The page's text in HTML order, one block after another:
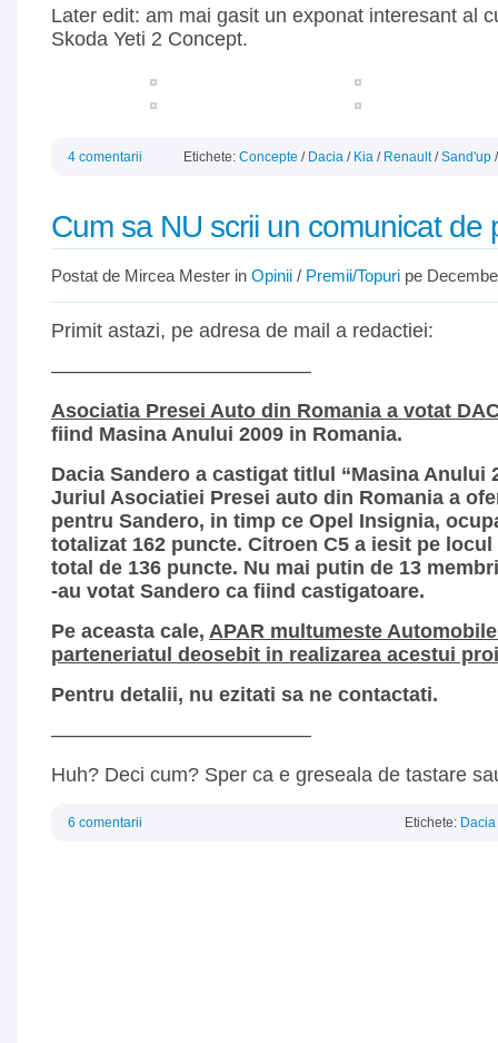
Later edit: am mai gasit un exponat interesant al
Skoda Yeti 2 Concept.
4 comentarii Etichete: Concepte / Dacia / Kia / Renault/Sand'up
Cum sa NU scrii un comunicat de
Postat de Mircea Mester in Opinii / Premii/Topuri pe
Primit astazi, pe adresa de mail a redactiei:
—————————————
Asociatia Presei Auto din Romania a votat
fiind Masina Anului 2009 in Romania.
Dacia Sandero a castigat titlul “Masina Anului
Juriul Asociatiei Presei auto din Romania a
pentru Sandero, in timp ce Opel Insignia,
totalizat 162 puncte. Citroen C5 a iesit pe
total de 136 puncte. Nu mai putin de 13
-au votat Sandero ca fiind castigatoare.
Pe aceasta cale, APAR multumeste
parteneriatul deosebit in realizarea acestui
Pentru detalii, nu ezitati sa ne contactati.
—————————————
Huh? Deci cum? Sper ca e greseala de tastare
6 comentarii Etichete: Dacia